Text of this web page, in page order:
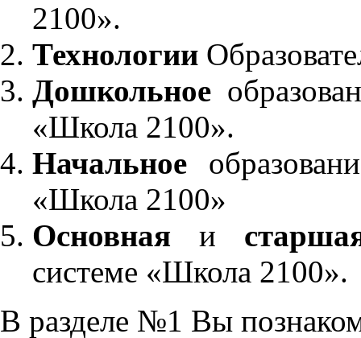
2100».
Технологии
Дошкольное
«Школа 2100».
Начальное
«Школа 2100»
Основнаяи
системе «Школа 2100».
В разделе №1 Вы